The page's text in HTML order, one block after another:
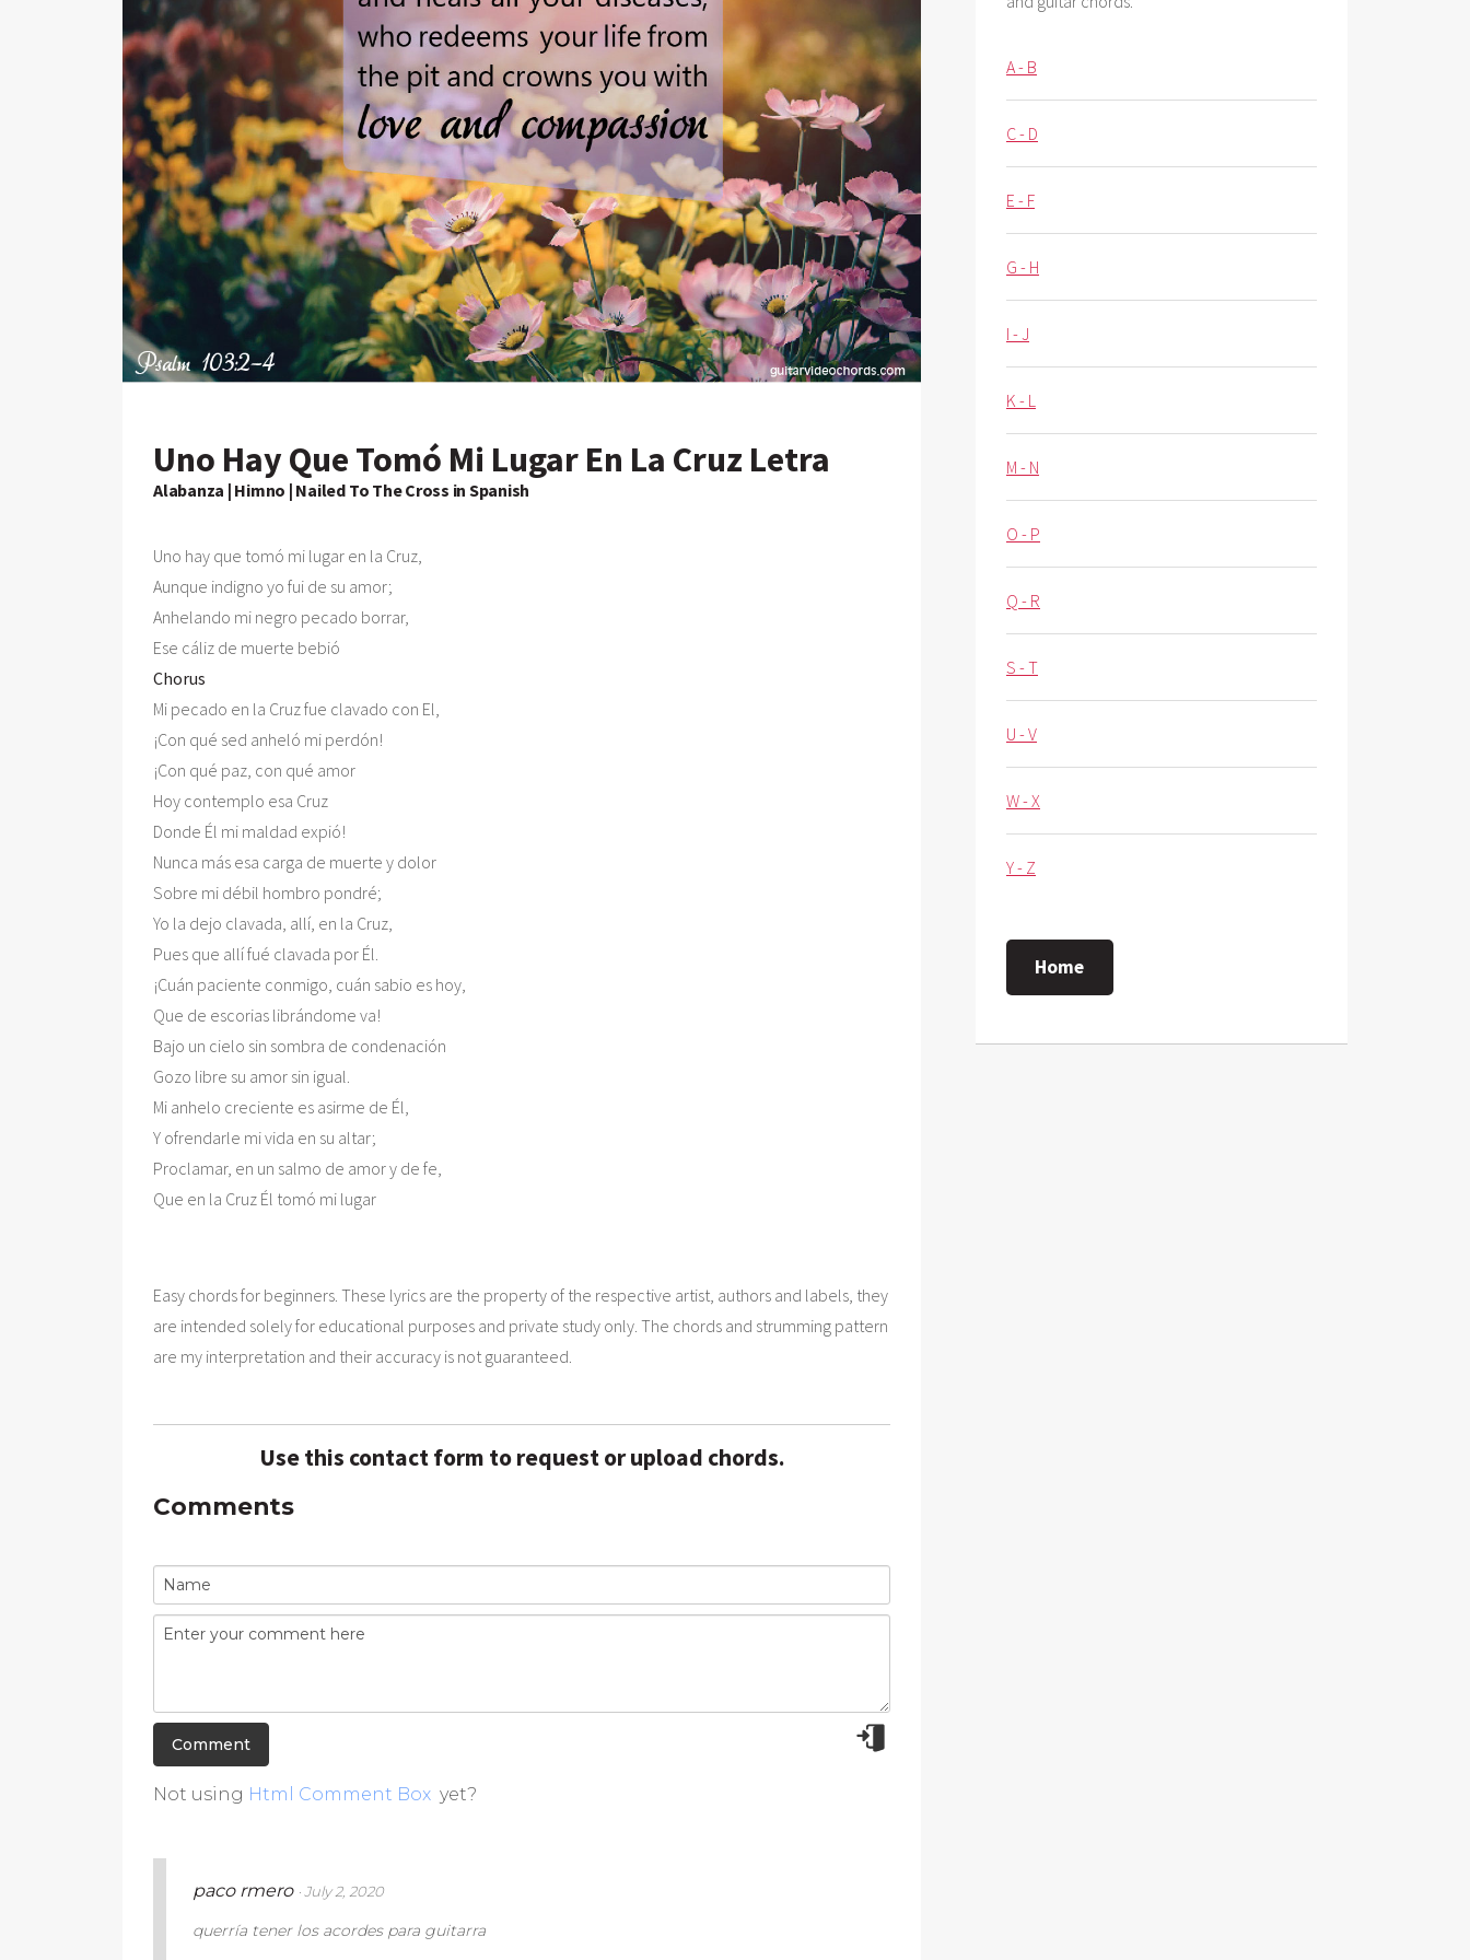
Uno Hay Que Tomó Mi Lugar En La Cruz Letra
Alabanza | Himno | Nailed To The Cross in Spanish
Uno hay que tomó mi lugar en la Cruz,
Aunque indigno yo fui de su amor;
Anhelando mi negro pecado borrar,
Chorus
Mi pecado en la Cruz fue clavado con El,
¡Con qué sed anheló mi perdón!
¡Con qué paz, con qué amor
Hoy contemplo esa Cruz
Donde Él mi maldad expió!
Nunca más esa carga de muerte y dolor
Sobre mi débil hombro pondré;
Yo la dejo clavada, allí, en la Cruz,
Pues que allí fué clavada por Él.
¡Cuán paciente conmigo, cuán sabio es hoy,
Que de escorias librándome va!
Bajo un cielo sin sombra de condenación
Gozo libre su amor sin igual.
Mi anhelo creciente es asirme de Él,
Y ofrendarle mi vida en su altar;
Proclamar, en un salmo de amor y de fe,
Easy chords for beginners. These lyrics are the property of the respective artist, authors and labels, they
are intended solely for educational purposes and private study only. The chords and strumming pattern
are my interpretation and their accuracy is not guaranteed.
Use this contact form to request or upload chords.
Comments
Not using Html Comment Box yet?
paco rmero · July 2, 2020
querría tener los acordes para guitarra
A - B
C - D
E - F
G - H
I - J
K - L
M - N
O - P
Q - R
S - T
U - V
W - X
Y - Z
Home